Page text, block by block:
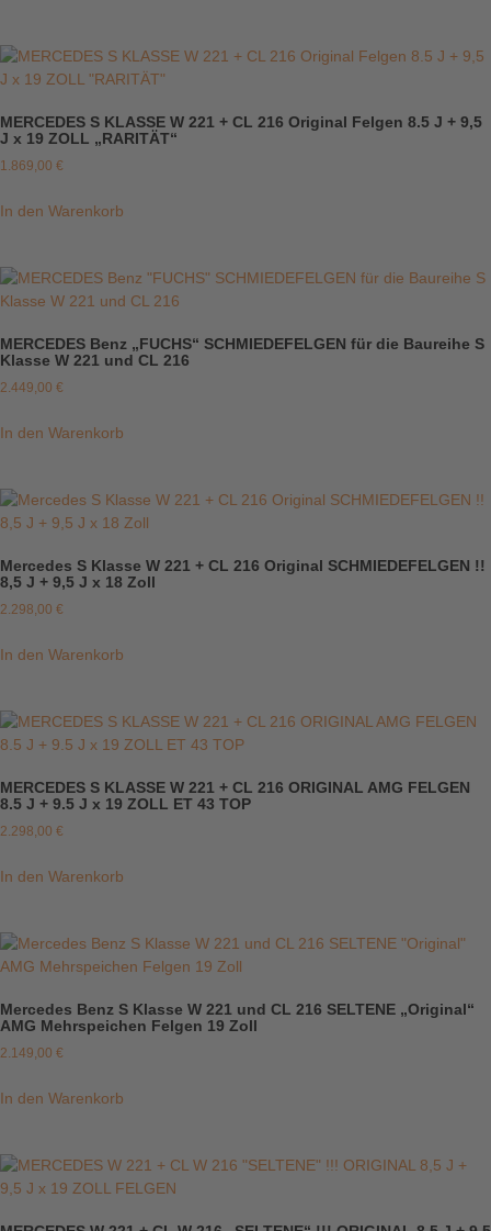
MERCEDES S KLASSE W 221 + CL 216 Original Felgen 8.5 J + 9,5
J x 19 ZOLL „RARITÄT“
1.869,00 €
In den Warenkorb
MERCEDES Benz „FUCHS“ SCHMIEDEFELGEN für die Baureihe S
Klasse W 221 und CL 216
2.449,00 €
In den Warenkorb
Mercedes S Klasse W 221 + CL 216 Original SCHMIEDEFELGEN !!
8,5 J + 9,5 J x 18 Zoll
2.298,00 €
In den Warenkorb
MERCEDES S KLASSE W 221 + CL 216 ORIGINAL AMG FELGEN
8.5 J + 9.5 J x 19 ZOLL ET 43 TOP
2.298,00 €
In den Warenkorb
Mercedes Benz S Klasse W 221 und CL 216 SELTENE „Original“
AMG Mehrspeichen Felgen 19 Zoll
2.149,00 €
In den Warenkorb